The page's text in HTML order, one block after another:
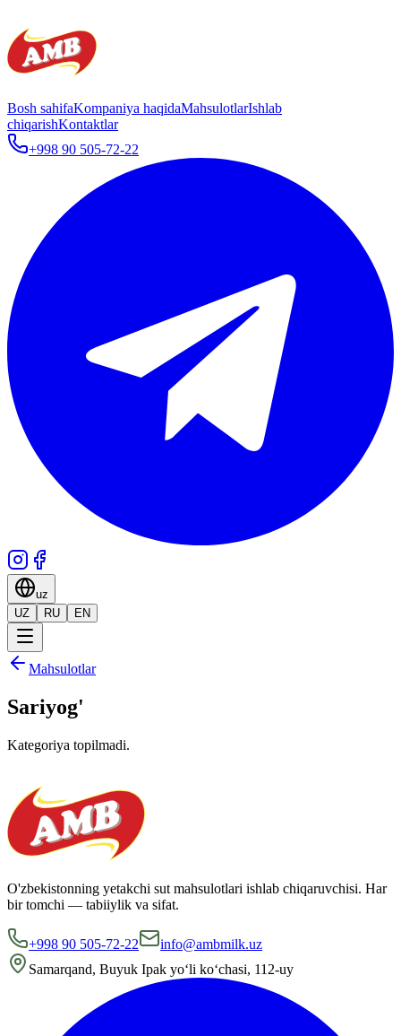
Bosh sahifaKompaniya haqidaMahsulotlarIshlab
chiqarishKontaktlar
+998 90 505-72-22
uz
UZ
RU EN
Mahsulotlar
Sariyog'
Kategoriya topilmadi.
O'zbekistonning yetakchi sut mahsulotlari ishlab chiqaruvchisi. Har
bir tomchi — tabiiylik va sifat.
+998 90 505-72-22
info@ambmilk.uz
Samarqand, Buyuk Ipak yo‘li ko‘chasi, 112-uy